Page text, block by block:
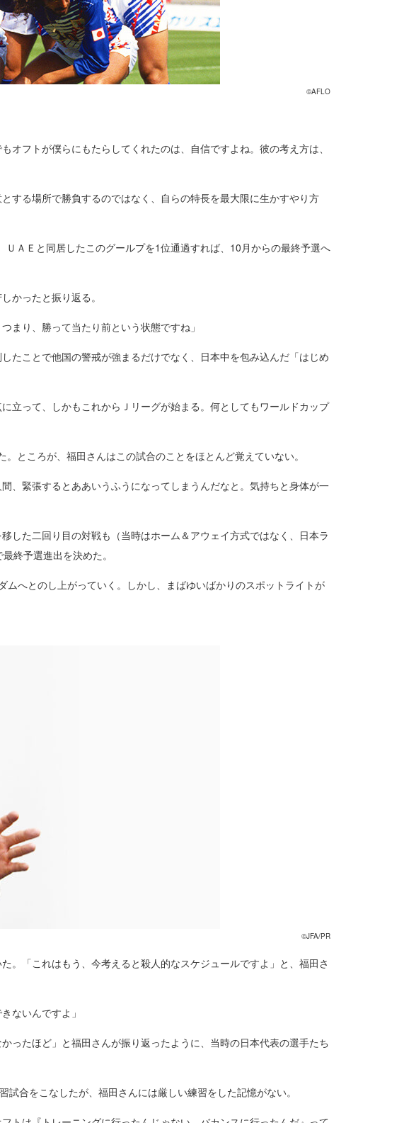
©AFLO
オフトが僕らにもたらしてくれたのは、自信ですよね。彼の考え方は、
する場所で勝負するのではなく、自らの特長を最大限に生かすやり方
ＡＥと同居したこのグールプを1位通過すれば、10月からの最終予選へ
かったと振り返る。
まり、勝って当たり前という状態ですね」
たことで他国の警戒が強まるだけでなく、日本中を包み込んだ「はじめ
立って、しかもこれからＪリーグが始まる。何としてもワールドカップ
ところが、福田さんはこの試合のことをほとんど覚えていない。
、緊張するとああいうふうになってしまうんだなと。気持ちと身体が一
した二回り目の対戦も（当時はホーム＆アウェイ方式ではなく、日本ラ
終予選進出を決めた。
へとのし上がっていく。しかし、まばゆいばかりのスポットライトが
©JFA/PR
。「これはもう、今考えると殺人的なスケジュールですよ」と、福田さ
ないんですよ」
ったほど」と福田さんが振り返ったように、当時の日本代表の選手たち
合をこなしたが、福田さんには厳しい練習をした記憶がない。